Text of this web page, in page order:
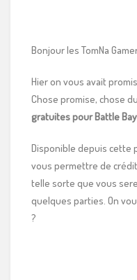
Bonjour les TomNa
Hier on vous avait
Chose promise, chose
gratuites pour Battle Bay
Disponible depuis cette
vous permettre de
telle sorte que vous
quelques parties. On
?